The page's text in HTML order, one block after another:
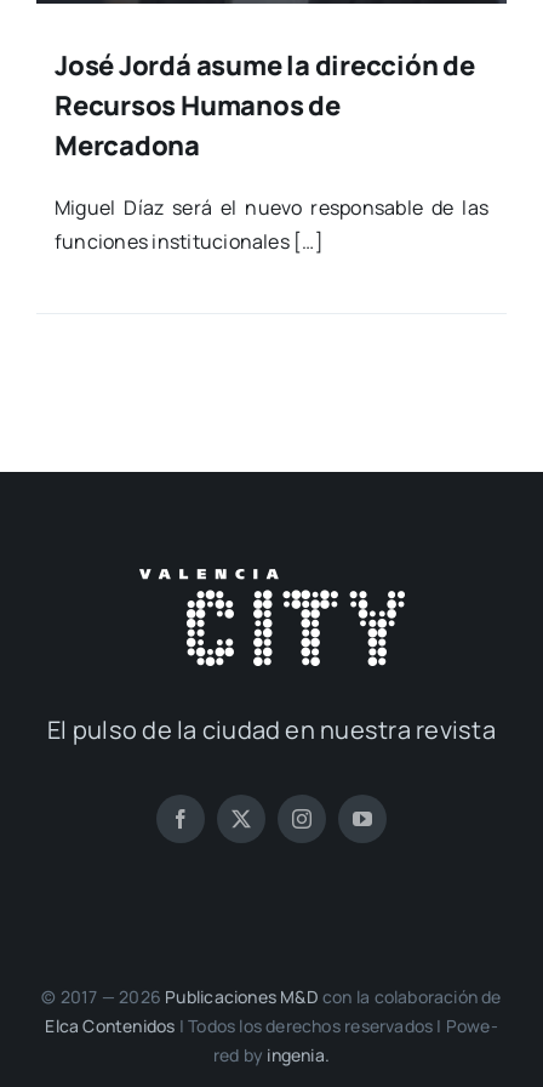
José Jordá asume la dirección de
Recursos Humanos de
Mercadona
Miguel Díaz será el nue­vo res­pon­sa­ble de las
fun­cio­nes ins­ti­tu­cio­na­les […]
El pul­so de la ciu­dad en nues­tra revis­ta
© 2017 — 2026 Publi­ca­cio­nes M&D con la cola­bo­ra­ción de
Elca Con­te­ni­dos | Todos los dere­chos reser­va­dos | Powe­
red by inge­nia.